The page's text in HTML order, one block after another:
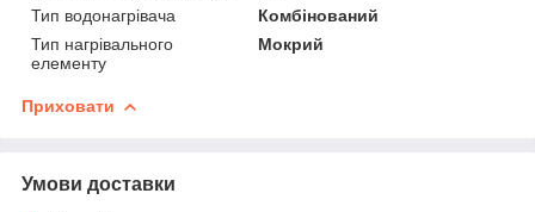
Тип водонагрівача
Комбінований
Тип нагрівального
елементу
Мокрий
Приховати
Умови доставки